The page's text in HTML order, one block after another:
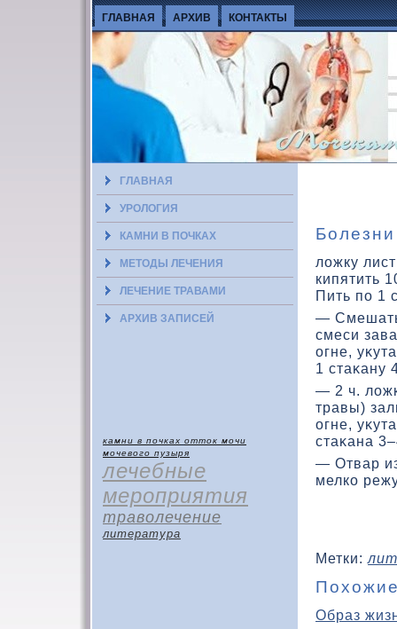
ГЛАВНАЯ АРХИВ КОНТАКТЫ
ГЛАВНАЯ
УРОЛОГИЯ
КАМНИ В ПОЧКАХ
МЕТОДЫ ЛЕЧЕНИЯ
ЛЕЧЕНИЕ ТРАВАМИ
АРХИВ ЗАПИСЕЙ
камни в почках отток мочи
мочевого пузыря
лечебные
мероприятия
траволечение
литература
ложку
кипятить
Пить по 1
— Смешать
смеси
огне,
1 стаκану
— 2 ч.
травы)
огне,
стаκана
— Отвар
мелко
Метки:
Образ